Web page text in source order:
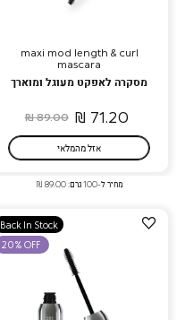
maxi mod length & curl
mascara
מסקרה לאפקט מעוגל ומוארך
71.20 ₪
89.00 ₪
אזל מהמלאי
מחיר ל-100 גרם: 89.00 ₪
הוספה
Back In Stock
20% OFF